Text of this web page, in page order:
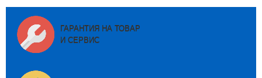
ГАРАНТИЯ НА ТОВАР
И СЕРВИС